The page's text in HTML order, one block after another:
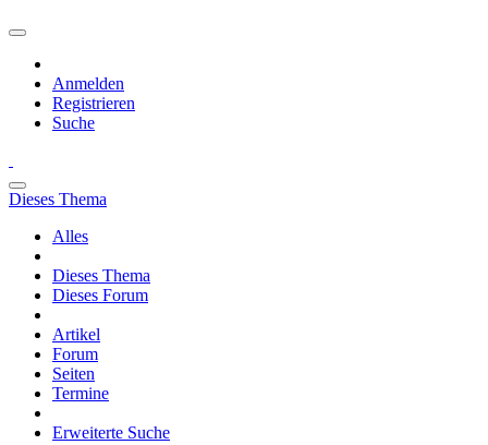
Anmelden
Registrieren
Suche
Dieses Thema
Alles
Dieses Thema
Dieses Forum
Artikel
Forum
Seiten
Termine
Erweiterte Suche